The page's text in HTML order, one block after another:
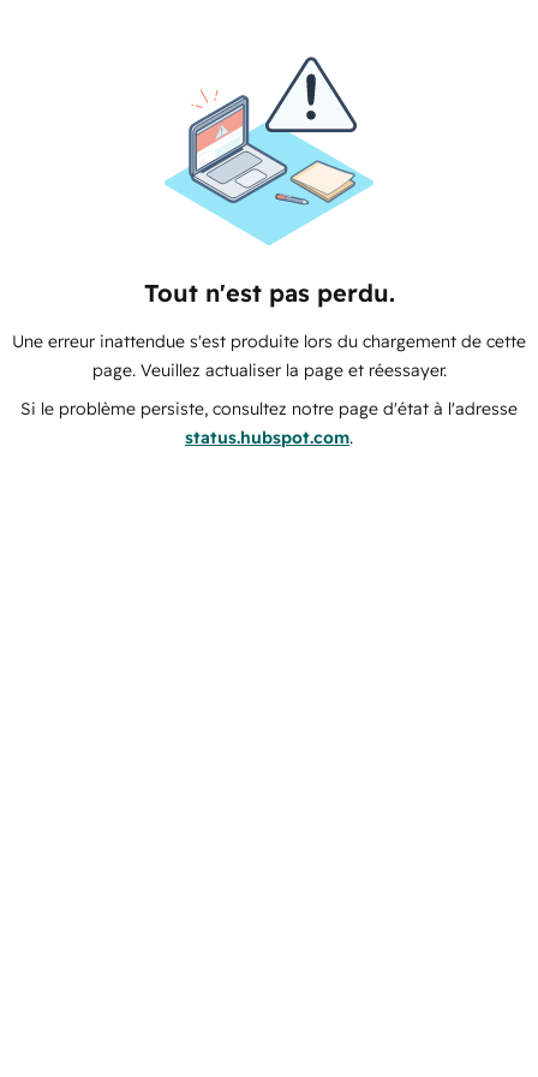
Tout n'est pas perdu.
Une erreur inattendue s'est produite lors du chargement de cette
page. Veuillez actualiser la page et réessayer.
Si le problème persiste, consultez notre page d'état à l'adresse
status.hubspot.com.